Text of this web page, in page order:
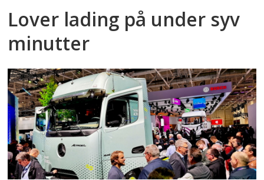
Lover lading på under syv
minutter